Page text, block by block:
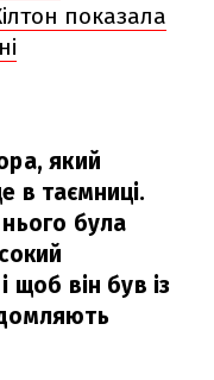
показала
який
в таємниці.
була
щоб він був із